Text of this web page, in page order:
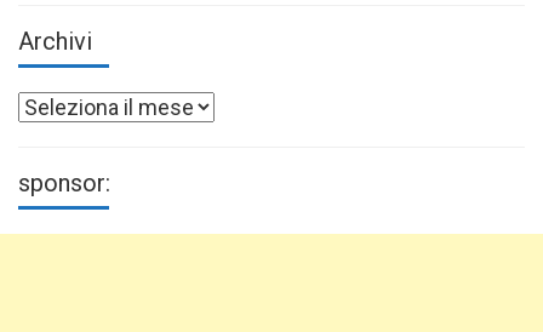
Archivi
Archivi
sponsor: